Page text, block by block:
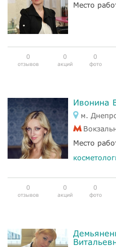
Место
0
отзывов
0
акций
0
фото
Ивонина
м.
Место
0
отзывов
0
акций
0
фото